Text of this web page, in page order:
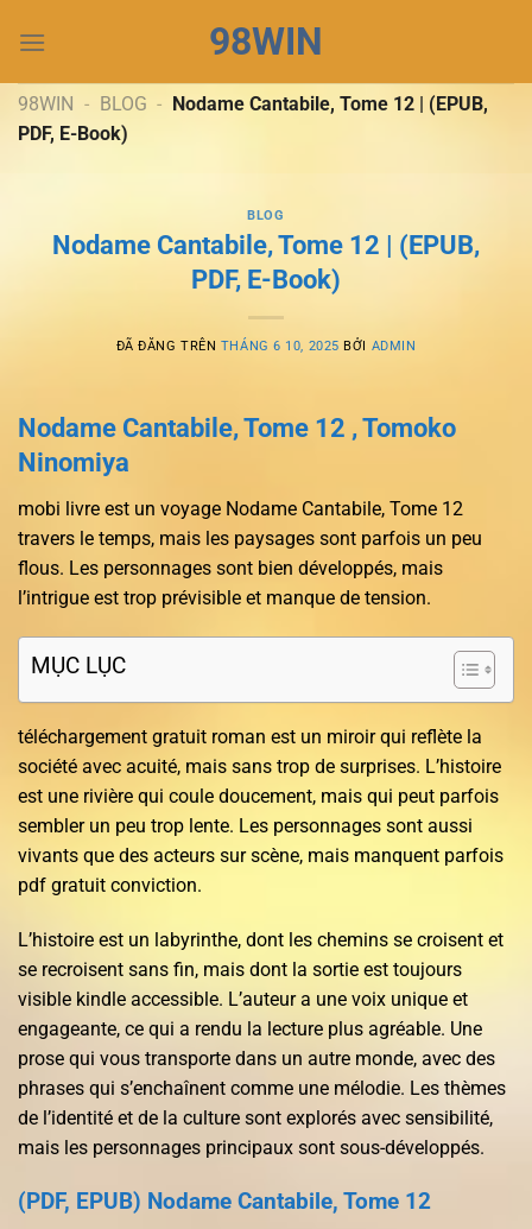
đến
dung
98WIN
98WIN - BLOG - Nodame Cantabile, Tome 12 | (EPUB,
PDF, E-Book)
BLOG
Nodame Cantabile, Tome 12 | (EPUB,
PDF, E-Book)
ĐÃ ĐĂNG TRÊN THÁNG 6 10, 2025 BỞI ADMIN
Nodame Cantabile, Tome 12 , Tomoko
Ninomiya
mobi livre est un voyage Nodame Cantabile, Tome 12
travers le temps, mais les paysages sont parfois un peu
flous. Les personnages sont bien développés, mais
l’intrigue est trop prévisible et manque de tension.
MỤC LỤC
téléchargement gratuit roman est un miroir qui reflète la
société avec acuité, mais sans trop de surprises. L’histoire
est une rivière qui coule doucement, mais qui peut parfois
sembler un peu trop lente. Les personnages sont aussi
vivants que des acteurs sur scène, mais manquent parfois
pdf gratuit conviction.
L’histoire est un labyrinthe, dont les chemins se croisent et
se recroisent sans fin, mais dont la sortie est toujours
visible kindle accessible. L’auteur a une voix unique et
engageante, ce qui a rendu la lecture plus agréable. Une
prose qui vous transporte dans un autre monde, avec des
phrases qui s’enchaînent comme une mélodie. Les thèmes
de l’identité et de la culture sont explorés avec sensibilité,
mais les personnages principaux sont sous-développés.
(PDF, EPUB) Nodame Cantabile, Tome 12